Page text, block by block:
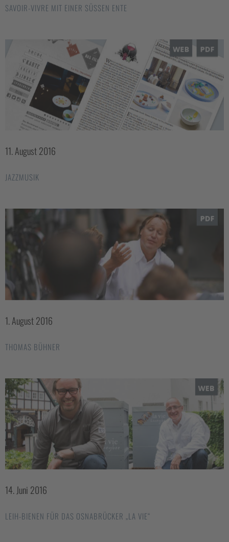
SAVOIR-VIVRE MIT EINER SÜSSEN ENTE
11. August 2016
JAZZMUSIK
1. August 2016
THOMAS BÜHNER
14. Juni 2016
LEIH-BIENEN FÜR DAS OSNABRÜCKER „LA VIE“